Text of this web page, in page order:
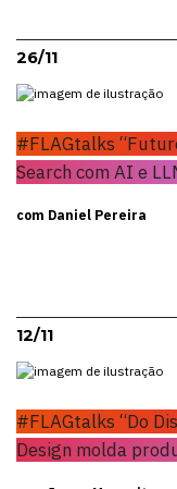
26/11
#FLAGtalks
Search com AI e
com Daniel Pereira
12/11
#FLAGtalks “Do
Design molda